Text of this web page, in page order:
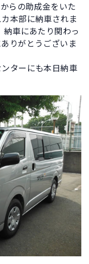
らの助成金をいた
本部に納車されま
納車にあたり関わっ
りがとうございま
ターにも本日納車